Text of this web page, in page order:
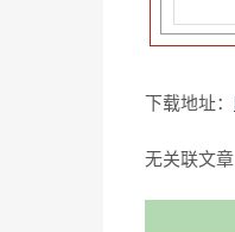
下载地址：
无关联文章